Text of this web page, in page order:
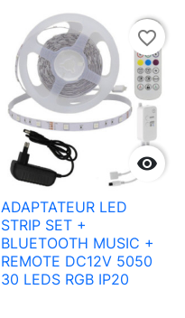

favorite_border
ADAPTATEUR LED
STRIP SET +
BLUETOOTH MUSIC +
REMOTE DC12V 5050
30 LEDS RGB IP20